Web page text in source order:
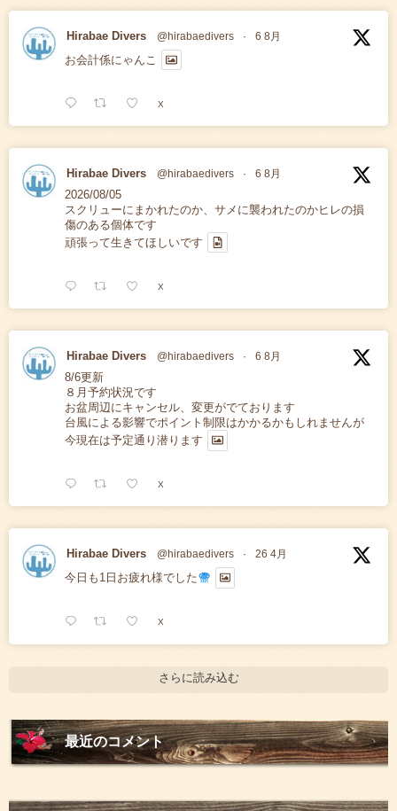
Hirabae Divers @hirabaedivers · 6 8月
お会計係にゃんこ
X
Hirabae Divers @hirabaedivers · 6 8月
2026/08/05
スクリューにまかれたのか、サメに襲われたのかヒレの損
傷のある個体です
頑張って生きてほしいです
X
Hirabae Divers @hirabaedivers · 6 8月
8/6更新
８月予約状況です
お盆周辺にキャンセル、変更がでております
台風による影響でポイント制限はかかるかもしれませんが
今現在は予定通り潜ります
X
Hirabae Divers @hirabaedivers · 26 4月
今日も1日お疲れ様でした
X
さらに読み込む
最近のコメント